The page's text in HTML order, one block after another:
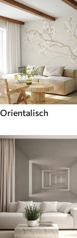
Orientalisch